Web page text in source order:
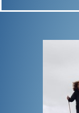
ACTUALITÉS